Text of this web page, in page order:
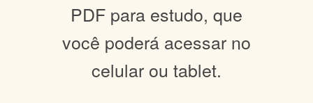
PDF para estudo, que
você poderá acessar no
celular ou tablet.